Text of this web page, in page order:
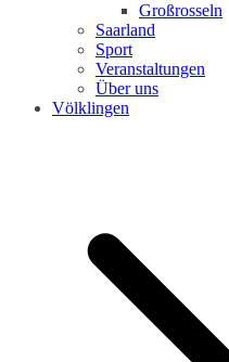
Großrosseln
Saarland
Sport
Veranstaltungen
Über uns
Völklingen